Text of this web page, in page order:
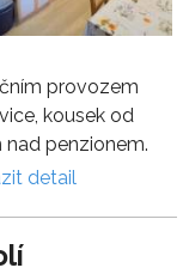
provozem
kousek od
nad penzionem.
detail